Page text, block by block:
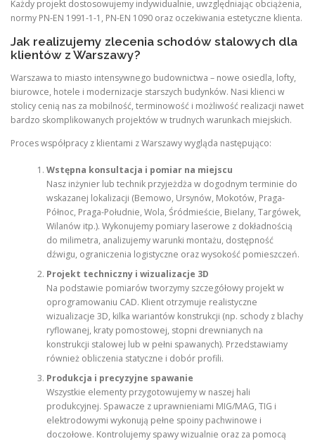
Każdy projekt dostosowujemy indywidualnie, uwzględniając obciążenia,
normy PN-EN 1991-1-1, PN-EN 1090 oraz oczekiwania estetyczne klienta.
Jak realizujemy zlecenia schodów stalowych dla
klientów z Warszawy?
Warszawa to miasto intensywnego budownictwa – nowe osiedla, lofty,
biurowce, hotele i modernizacje starszych budynków. Nasi klienci w
stolicy cenią nas za mobilność, terminowość i możliwość realizacji nawet
bardzo skomplikowanych projektów w trudnych warunkach miejskich.
Proces współpracy z klientami z Warszawy wygląda następująco:
Wstępna konsultacja i pomiar na miejscu
Nasz inżynier lub technik przyjeżdża w dogodnym terminie do
wskazanej lokalizacji (Bemowo, Ursynów, Mokotów, Praga-
Północ, Praga-Południe, Wola, Śródmieście, Bielany, Targówek,
Wilanów itp.). Wykonujemy pomiary laserowe z dokładnością
do milimetra, analizujemy warunki montażu, dostępność
dźwigu, ograniczenia logistyczne oraz wysokość pomieszczeń.
Projekt techniczny i wizualizacje 3D
Na podstawie pomiarów tworzymy szczegółowy projekt w
oprogramowaniu CAD. Klient otrzymuje realistyczne
wizualizacje 3D, kilka wariantów konstrukcji (np. schody z blachy
ryflowanej, kraty pomostowej, stopni drewnianych na
konstrukcji stalowej lub w pełni spawanych). Przedstawiamy
również obliczenia statyczne i dobór profili.
Produkcja i precyzyjne spawanie
Wszystkie elementy przygotowujemy w naszej hali
produkcyjnej. Spawacze z uprawnieniami MIG/MAG, TIG i
elektrodowymi wykonują pełne spoiny pachwinowe i
doczołowe. Kontrolujemy spawy wizualnie oraz za pomocą